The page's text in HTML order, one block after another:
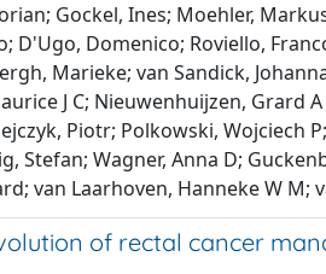
Gockel, Ines; Moehler,
D'Ugo, Domenico; Roviello,
Marieke; van Sandick,
J C; Nieuwenhuijzen,
Piotr; Polkowski, Wojciech
Stefan; Wagner, Anna D;
van Laarhoven, Hanneke W M;
of rectal cancer